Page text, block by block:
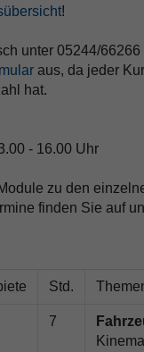
!
unter 05244/
aus, da jeder
hat.
- 16.00 Uhr
zu den
finden Sie auf
Std.
7